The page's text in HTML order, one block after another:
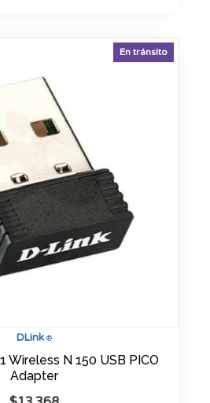
DLink®
En tránsito
Wireless N 150 USB PICO
Adapter